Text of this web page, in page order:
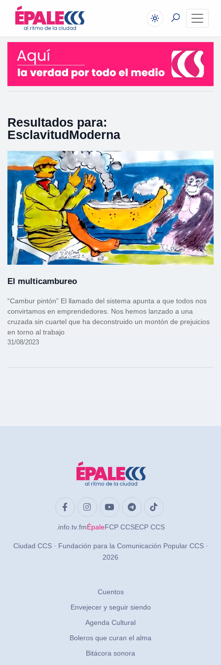
Resultados para:
EsclavitudModerna
El multicambureo
“Cambur pintón” El llamado del sistema apunta a que todos nos
convirtamos en emprendedores. Nos hemos lanzado a una
cruzada sin cuartel que ha deconstruido un montón de prejuicios
en torno al trabajo
31/08/2023
.info .tv .fmÉpaleFCP CCSECP CCS
Ciudad CCS · Fundación para la Comunicación Popular CCS ·
2026
Cuentos
Envejecer y seguir siendo
Agenda Cultural
Boleros que curan el alma
Bitácora sonora